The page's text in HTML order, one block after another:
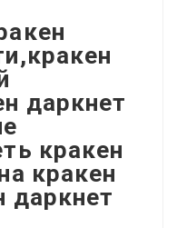
даркнет
кракен
кракен
даркнет